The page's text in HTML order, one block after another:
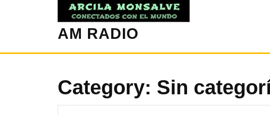
AM RADIO
Category: Sin